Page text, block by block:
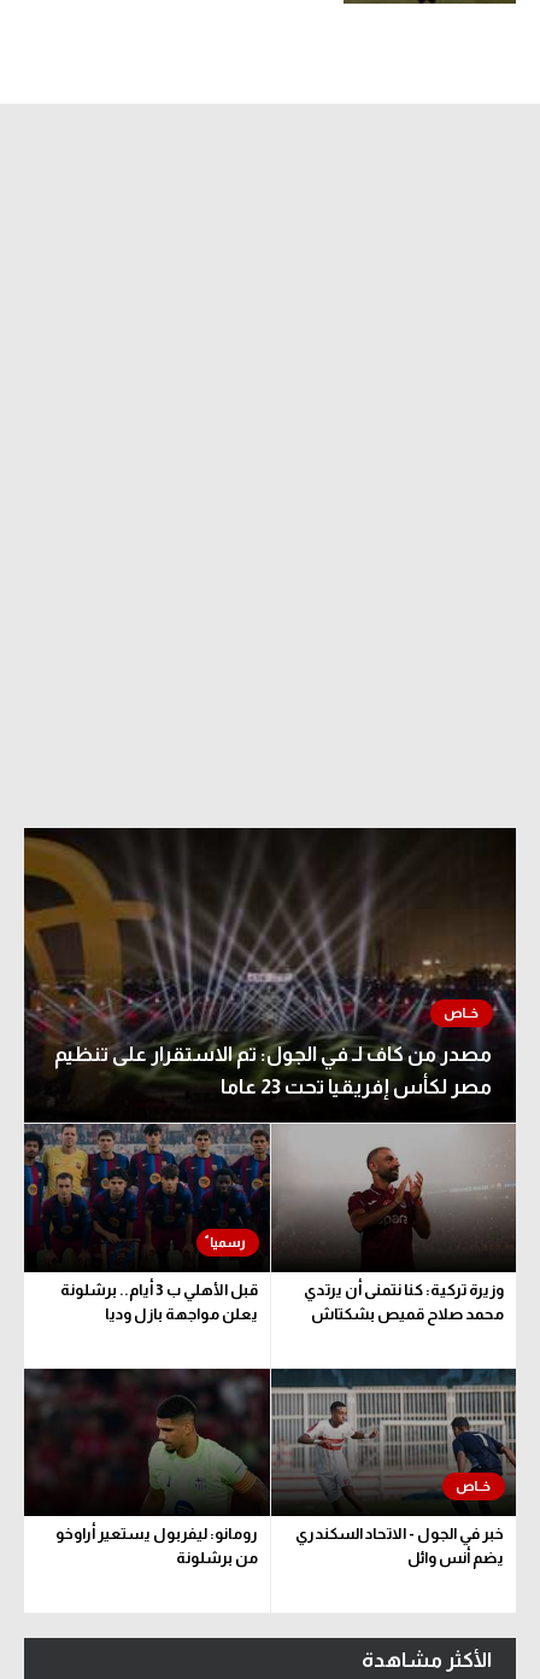
مصدر من كاف لـ في الجول: تم الاستقرار على تنظيم
مصر لكأس إفريقيا تحت 23 عاما
وزيرة تركية: كنا نتمنى أن يرتدي
محمد صلاح قميص بشكتاش
قبل الأهلي ب 3 أيام.. برشلونة
يعلن مواجهة بازل وديا
خبر في الجول - الاتحاد السكندري
يضم أنس وائل
رومانو: ليفربول يستعير أراوخو
من برشلونة
الأكثر مشاهدة